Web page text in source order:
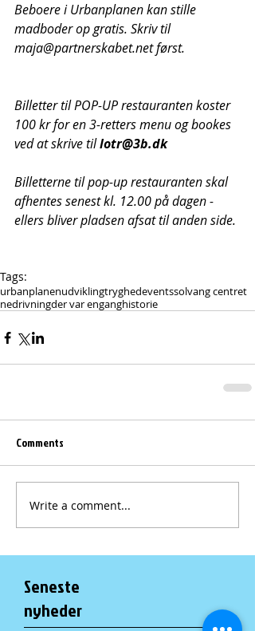
Beboere i Urbanplanen kan stille
madboder op gratis. Skriv til
maja@partnerskabet.net først.
Billetter til POP-UP restauranten koster
100 kr for en 3-retters menu og bookes
ved at skrive til lotr@3b.dk
Billetterne til pop-up restauranten skal
afhentes senest kl. 12.00 på dagen -
ellers bliver pladsen afsat til anden side.
Tags:
urbanplanenudviklingtryghedeventssolvang centret
nedrivningder var enganghistorie
Comments
Write a comment...
Seneste
nyheder